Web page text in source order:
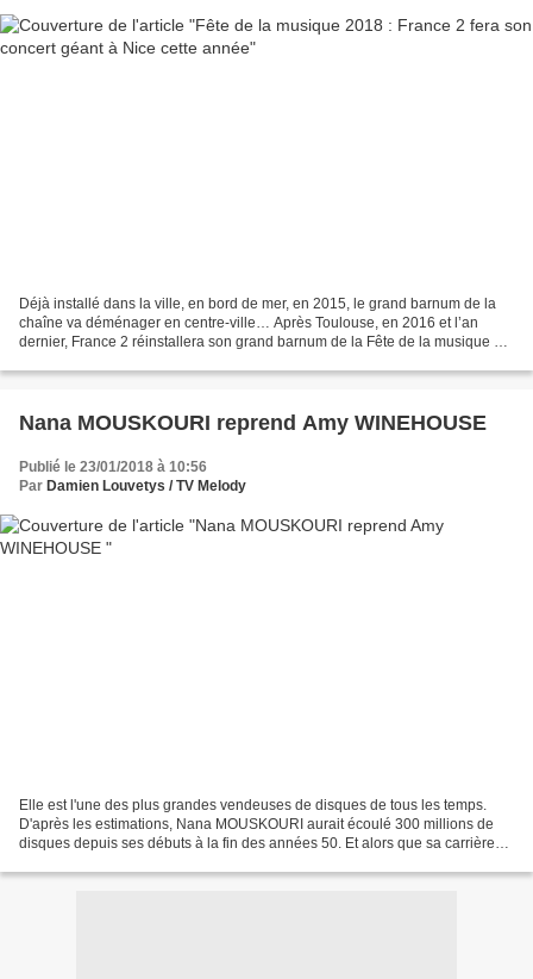
Déjà installé dans la ville, en bord de mer, en 2015, le grand barnum de la
chaîne va déménager en centre-ville… Après Toulouse, en 2016 et l’an
dernier, France 2 réinstallera son grand barnum de la Fête de la musique à
Nana MOUSKOURI reprend Amy WINEHOUSE
Publié le 23/01/2018 à 10:56
Par Damien Louvetys / TV Melody
Elle est l'une des plus grandes vendeuses de disques de tous les temps.
D'après les estimations, Nana MOUSKOURI aurait écoulé 300 millions de
disques depuis ses débuts à la fin des années 50. Et alors que sa carrière